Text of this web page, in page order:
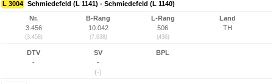
L 3004 Schmiedefeld (L 1141) - Schmiedefeld (L 1140)
Nr.
3.456
(3.458)
B-Rang
10.042
(7.638)
L-Rang
506
(436)
Land
TH
DTV
-
SV
-
(-)
BPL